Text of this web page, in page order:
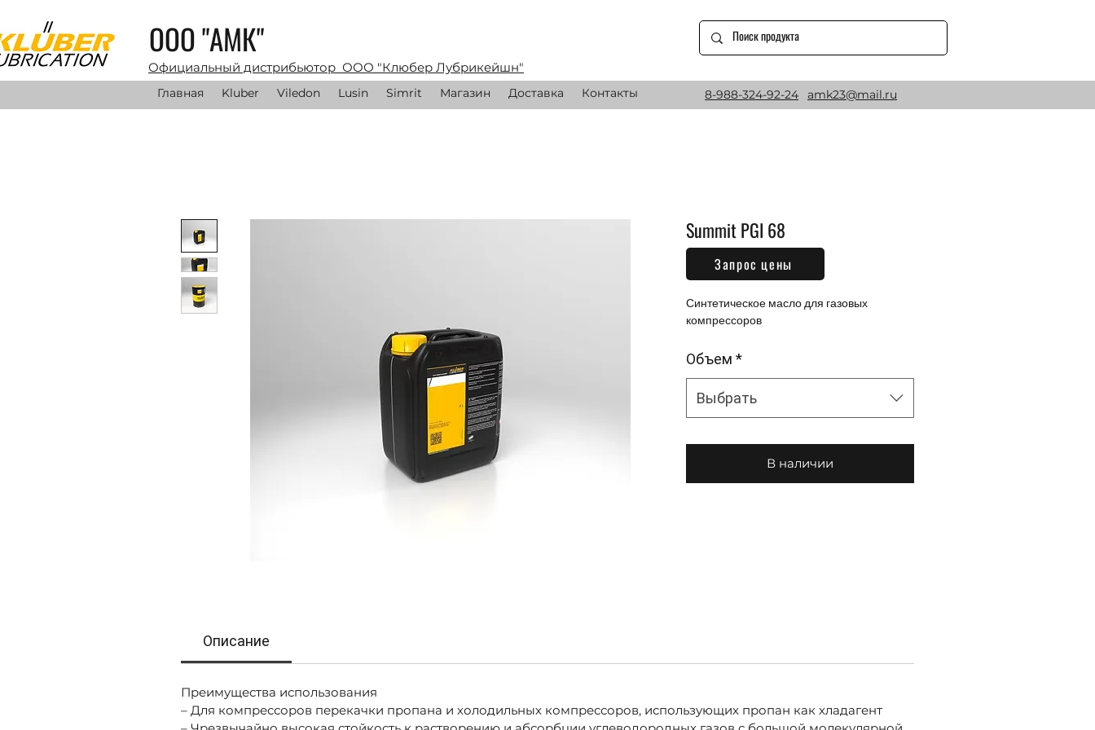
ООО "АМК"
Главная Kluber Viledon Lusin Simrit Магазин Доставка Контакты 8-988-324-92-24 amk23@mail.ru
Официальный дистрибьютор ООО "Клюбер Лубрикейшн"
Summit PGI 68
0,00 ₽Цена
Синтетическое масло для газовых
компрессоров
Объем *
Выбрать
В наличии
Описание
Преимущества использования
– Для компрессоров перекачки пропана и холодильных компрессоров, использующих пропан как хладагент
Запрос цены